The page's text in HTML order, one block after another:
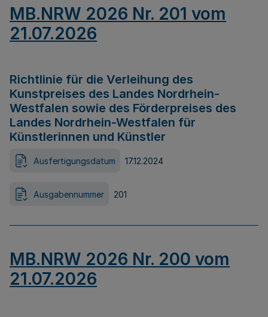
MB.NRW 2026 Nr. 201 vom
21.07.2026
Richtlinie für die Verleihung des
Kunstpreises des Landes Nordrhein-
Westfalen sowie des Förderpreises des
Landes Nordrhein-Westfalen für
Künstlerinnen und Künstler
Ausfertigungsdatum 17.12.2024
Ausgabennummer 201
MB.NRW 2026 Nr. 200 vom
21.07.2026